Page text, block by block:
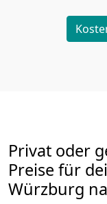
Privat oder
Preise für
Würzburg